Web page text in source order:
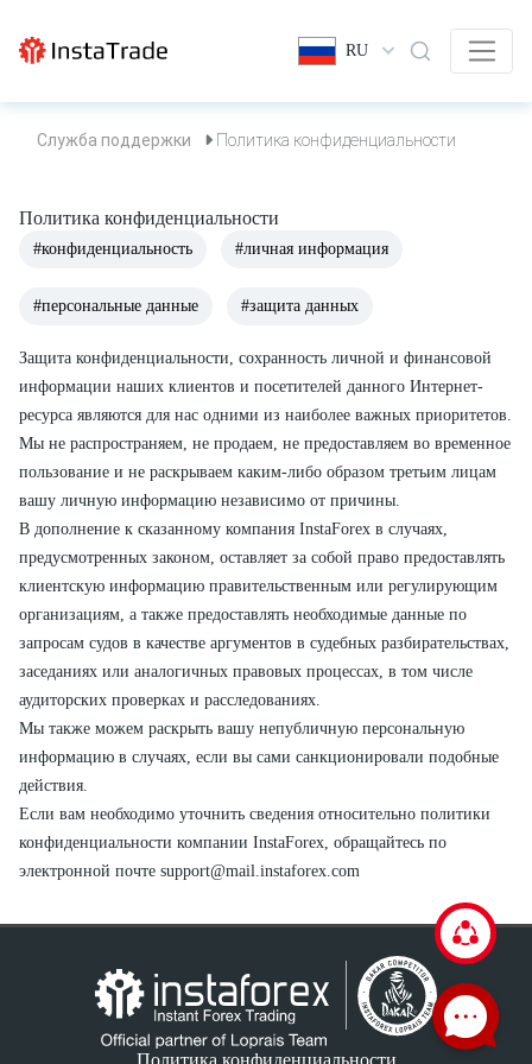
RU
Служба поддержки Политика конфиденциальности
Политика конфиденциальности
#конфиденциальность #личная информация
#персональные данные #защита данных
Защита конфиденциальности, сохранность личной и финансовой
информации наших клиентов и посетителей данного Интернет-
ресурса являются для нас одними из наиболее важных приоритетов.
Мы не распространяем, не продаем, не предоставляем во временное
пользование и не раскрываем каким-либо образом третьим лицам
вашу личную информацию независимо от причины.
В дополнение к сказанному компания InstaForex в случаях,
предусмотренных законом, оставляет за собой право предоставлять
клиентскую информацию правительственным или регулирующим
организациям, а также предоставлять необходимые данные по
запросам судов в качестве аргументов в судебных разбирательствах,
заседаниях или аналогичных правовых процессах, в том числе
аудиторских проверках и расследованиях.
Мы также можем раскрыть вашу непубличную персональную
информацию в случаях, если вы сами санкционировали подобные
действия.
Если вам необходимо уточнить сведения относительно политики
конфиденциальности компании InstaForex, обращайтесь по
электронной почте support@mail.instaforex.com
Политика конфиденциальности